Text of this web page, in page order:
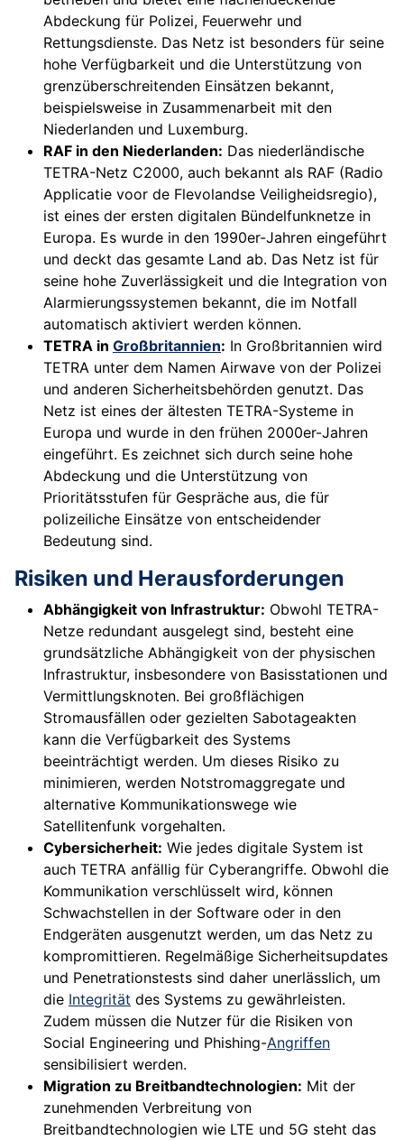
Abdeckung für Polizei, Feuerwehr und
Rettungsdienste. Das Netz ist besonders für seine
hohe Verfügbarkeit und die Unterstützung von
grenzüberschreitenden Einsätzen bekannt,
beispielsweise in Zusammenarbeit mit den
Niederlanden und Luxemburg.
RAF in den Niederlanden: Das niederländische
TETRA-Netz C2000, auch bekannt als RAF (Radio
Applicatie voor de Flevolandse Veiligheidsregio),
ist eines der ersten digitalen Bündelfunknetze in
Europa. Es wurde in den 1990er-Jahren eingeführt
und deckt das gesamte Land ab. Das Netz ist für
seine hohe Zuverlässigkeit und die Integration von
Alarmierungssystemen bekannt, die im Notfall
automatisch aktiviert werden können.
TETRA in Großbritannien: In Großbritannien wird
TETRA unter dem Namen Airwave von der Polizei
und anderen Sicherheitsbehörden genutzt. Das
Netz ist eines der ältesten TETRA-Systeme in
Europa und wurde in den frühen 2000er-Jahren
eingeführt. Es zeichnet sich durch seine hohe
Abdeckung und die Unterstützung von
Prioritätsstufen für Gespräche aus, die für
polizeiliche Einsätze von entscheidender
Bedeutung sind.
Risiken und Herausforderungen
Abhängigkeit von Infrastruktur: Obwohl TETRA-
Netze redundant ausgelegt sind, besteht eine
grundsätzliche Abhängigkeit von der physischen
Infrastruktur, insbesondere von Basisstationen und
Vermittlungsknoten. Bei großflächigen
Stromausfällen oder gezielten Sabotageakten
kann die Verfügbarkeit des Systems
beeinträchtigt werden. Um dieses Risiko zu
minimieren, werden Notstromaggregate und
alternative Kommunikationswege wie
Satellitenfunk vorgehalten.
Cybersicherheit: Wie jedes digitale System ist
auch TETRA anfällig für Cyberangriffe. Obwohl die
Kommunikation verschlüsselt wird, können
Schwachstellen in der Software oder in den
Endgeräten ausgenutzt werden, um das Netz zu
kompromittieren. Regelmäßige Sicherheitsupdates
und Penetrationstests sind daher unerlässlich, um
die Integrität des Systems zu gewährleisten.
Zudem müssen die Nutzer für die Risiken von
Social Engineering und Phishing-Angriffen
sensibilisiert werden.
Migration zu Breitbandtechnologien: Mit der
zunehmenden Verbreitung von
Breitbandtechnologien wie LTE und 5G steht das